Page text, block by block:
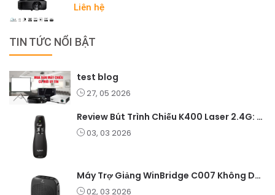
Liên hệ
TIN TỨC NỔI BẬT
test blog
27, 05 2026
Review Bút Trình Chiếu K400 Laser 2.4G: Nhỏ Gọn, Ổn Định, Lý Tưởng Cho Giáo Viên Và Doanh Nghiệp
03, 03 2026
Máy Trợ Giảng WinBridge C007 Không Dây – Pin Lâu, Âm Thanh Rõ
02, 03 2026